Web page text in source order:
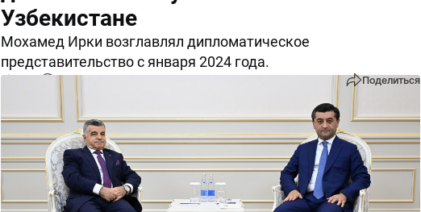
Узбекистане
Мохамед Ирки возглавлял дипломатическое
представительство с января 2024 года.
0 Поделиться